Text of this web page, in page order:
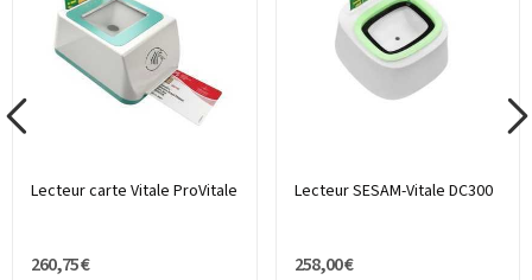
Lecteur carte Vitale ProVitale
260,75 €
Lecteur SESAM-Vitale DC300
258,00 €